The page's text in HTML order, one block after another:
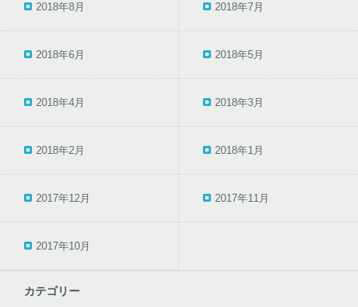
2018年8月 2018年7月
2018年6月 2018年5月
2018年4月 2018年3月
2018年2月 2018年1月
2017年12月 2017年11月
2017年10月
カテゴリー